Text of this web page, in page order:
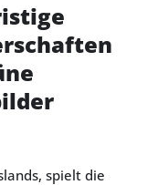
spielt die